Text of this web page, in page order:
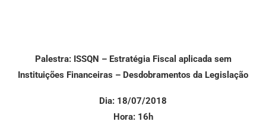
Palestra: ISSQN – Estratégia Fiscal aplicada sem
Instituições Financeiras – Desdobramentos da Legislação
Dia: 18/07/2018
Hora: 16h